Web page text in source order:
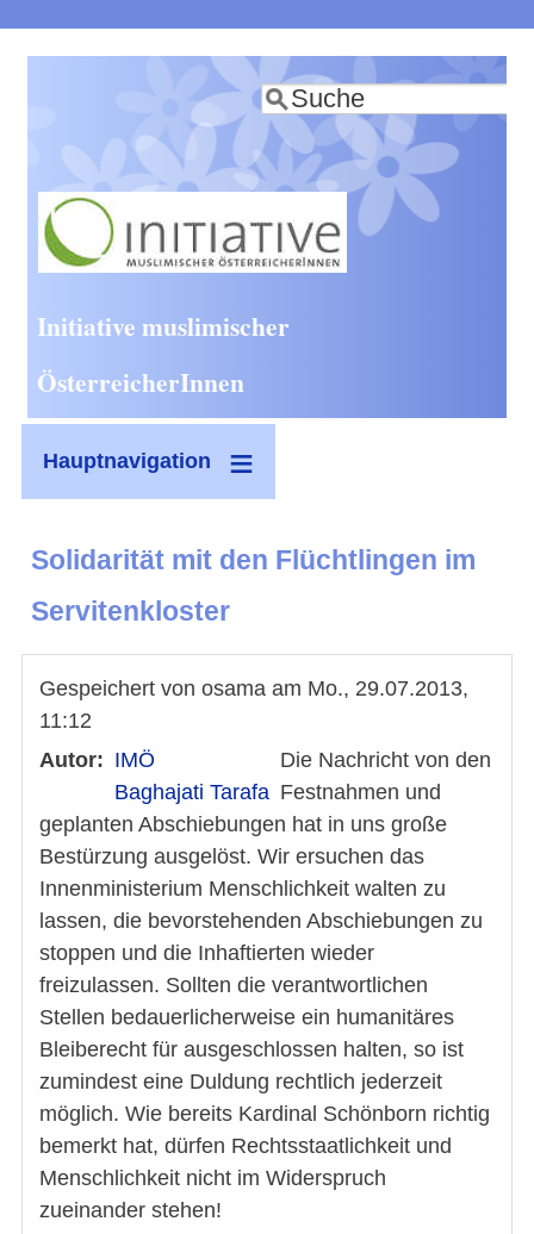
zum
Inhalt
Suche
Initiative muslimischer
ÖsterreicherInnen
Hauptnavigation
Solidarität mit den Flüchtlingen im
Servitenkloster
Gespeichert von osama am Mo., 29.07.2013,
11:12
Autor
IMÖ
Baghajati Tarafa
Die Nachricht von den
Festnahmen und
geplanten Abschiebungen hat in uns große
Bestürzung ausgelöst. Wir ersuchen das
Innenministerium Menschlichkeit walten zu
lassen, die bevorstehenden Abschiebungen zu
stoppen und die Inhaftierten wieder
freizulassen. Sollten die verantwortlichen
Stellen bedauerlicherweise ein humanitäres
Bleiberecht für ausgeschlossen halten, so ist
zumindest eine Duldung rechtlich jederzeit
möglich. Wie bereits Kardinal Schönborn richtig
bemerkt hat, dürfen Rechtsstaatlichkeit und
Menschlichkeit nicht im Widerspruch
zueinander stehen!